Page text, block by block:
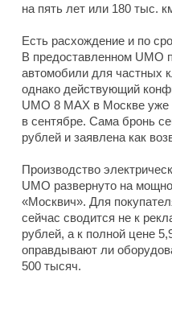
на пять лет или 180 тыс.
Есть расхождение и по
В предоставленном UMO
автомобили для частных
однако действующий
UMO 8 MAX в Москве уже
в сентябре. Сама бронь
рублей и заявлена как
Производство
UMO развернуто на
«Москвич». Для
сейчас сводится не к
рублей, а к полной цене
оправдывают ли
500 тысяч.